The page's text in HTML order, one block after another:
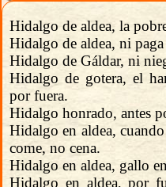
Hidalgo de aldea, la
Hidalgo de aldea, ni
Hidalgo de Gáldar, ni
Hidalgo de gotera, el
por fuera.
Hidalgo honrado, antes
Hidalgo en aldea,
come, no cena.
Hidalgo en aldea, gallo
Hidalgo en aldea, por